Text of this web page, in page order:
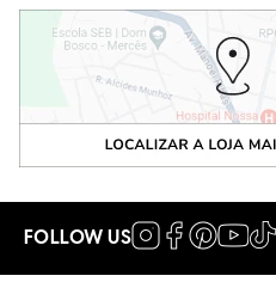
FOLLOW US